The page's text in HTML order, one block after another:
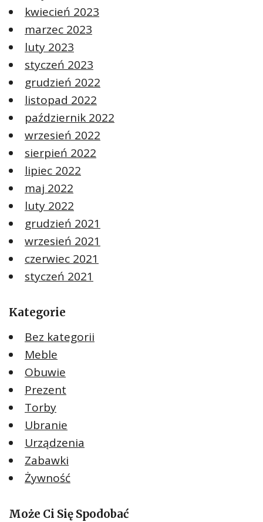
kwiecień 2023
marzec 2023
luty 2023
styczeń 2023
grudzień 2022
listopad 2022
październik 2022
wrzesień 2022
sierpień 2022
lipiec 2022
maj 2022
luty 2022
grudzień 2021
wrzesień 2021
czerwiec 2021
styczeń 2021
Kategorie
Bez kategorii
Meble
Obuwie
Prezent
Torby
Ubranie
Urządzenia
Zabawki
Żywność
Może Ci Się Spodobać